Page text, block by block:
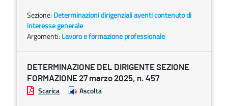
Sezione: Determinazioni dirigenziali aventi contenuto di
interesse generale
Argomenti: Lavoro e formazione professionale
DETERMINAZIONE DEL DIRIGENTE SEZIONE
FORMAZIONE 27 marzo 2025, n. 457
Scarica Ascolta